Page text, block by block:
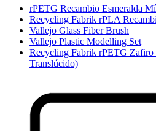
rPETG Recambio Esmeralda
Recycling Fabrik rPLA
Vallejo Glass Fiber Brush
Vallejo Plastic Modelling Set
Recycling Fabrik rPETG
Translúcido)